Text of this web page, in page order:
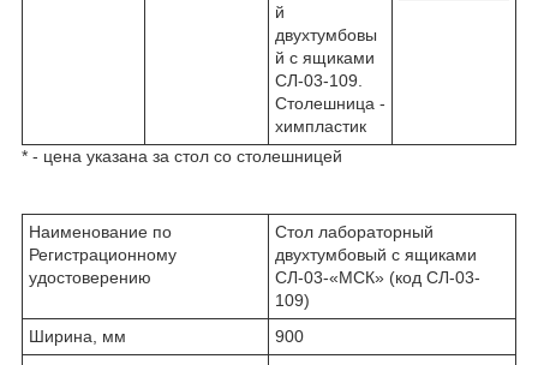
й
двухтумбовы
й с ящиками
СЛ-03-109.
Столешница -
химпластик
* - цена указана за стол со столешницей
Наименование по
Регистрационному
удостоверению
Стол лабораторный
двухтумбовый с ящиками
СЛ-03-«МСК» (код СЛ-03-
109)
Ширина, мм
900